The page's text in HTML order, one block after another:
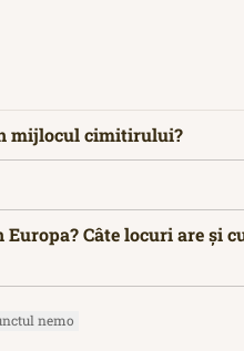
mijlocul cimitirului?
Câte locuri are și
nemo